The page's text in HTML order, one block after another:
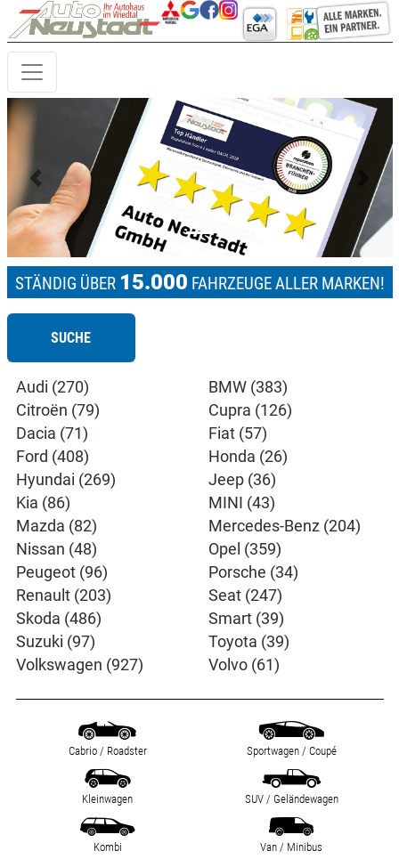
Previous Next
STÄNDIG ÜBER 15.000 FAHRZEUGE ALLER MARKEN!
SUCHE
Audi (270)
BMW (383)
Citroën (79)
Cupra (126)
Dacia (71)
Fiat (57)
Ford (408)
Honda (26)
Hyundai (269)
Jeep (36)
Kia (86)
MINI (43)
Mazda (82)
Mercedes-Benz (204)
Nissan (48)
Opel (359)
Peugeot (96)
Porsche (34)
Renault (203)
Seat (247)
Skoda (486)
Smart (39)
Suzuki (97)
Toyota (39)
Volkswagen (927)
Volvo (61)
Cabrio / Roadster Sportwagen / Coupé
Kleinwagen SUV / Geländewagen
Kombi Van / Minibus